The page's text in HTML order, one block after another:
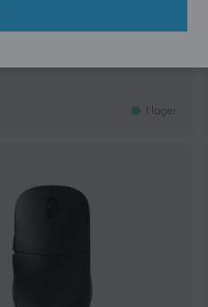
2+ Mikrofon
I lager